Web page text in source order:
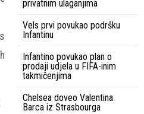
privatnim ulaganjima
Vels prvi povukao podršku
Infantinu
Infantino povukao plan o
prodaji udjela u FIFA-inim
takmičenjima
Chelsea doveo Valentina
Barca iz Strasbourga